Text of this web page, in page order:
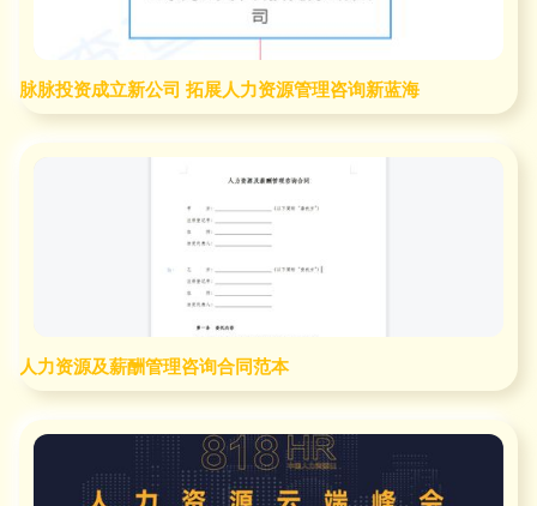
脉脉投资成立新公司 拓展人力资源管理咨询新蓝海
人力资源及薪酬管理咨询合同范本